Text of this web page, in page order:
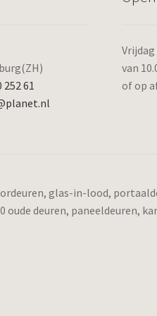
252 61
van
of op
glas-in-lood,
oude deuren, paneeldeuren,